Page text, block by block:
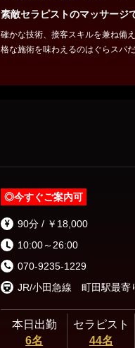
素敵セラピストのマッサージ
確かな技術、接客スキルを兼ね備え
格な施術を味わえるのはぐらスパ
◎今すぐご案内可
90分 / ￥18,000
10:00～26:00
070-9235-1229
本日出勤
6名
セラピスト
44名